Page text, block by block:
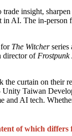
insight,
AI. The in-
The Witcherseries
director of Frostpunk
the curtain on their
Taiwan
AI tech.
of which